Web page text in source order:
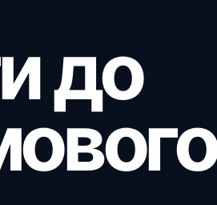
до